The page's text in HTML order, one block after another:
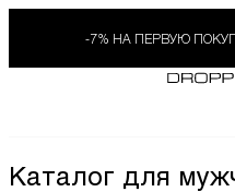
-7% НА ПЕРВУЮ
Каталог для